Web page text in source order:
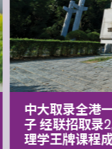
中大取录全港
子 经联招取录
理学王牌课程